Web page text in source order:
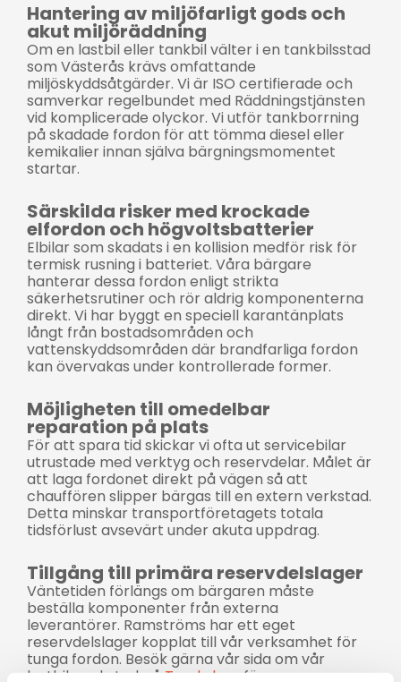
Hantering av miljöfarligt gods och
akut miljöräddning
Om en lastbil eller tankbil välter i en tankbilsstad
som Västerås krävs omfattande
miljöskyddsåtgärder. Vi är ISO certifierade och
samverkar regelbundet med Räddningstjänsten
vid komplicerade olyckor. Vi utför tankborrning
på skadade fordon för att tömma diesel eller
kemikalier innan själva bärgningsmomentet
startar.
Särskilda risker med krockade
elfordon och högvoltsbatterier
Elbilar som skadats i en kollision medför risk för
termisk rusning i batteriet. Våra bärgare
hanterar dessa fordon enligt strikta
säkerhetsrutiner och rör aldrig komponenterna
direkt. Vi har byggt en speciell karantänplats
långt från bostadsområden och
vattenskyddsområden där brandfarliga fordon
kan övervakas under kontrollerade former.
Möjligheten till omedelbar
reparation på plats
För att spara tid skickar vi ofta ut servicebilar
utrustade med verktyg och reservdelar. Målet är
att laga fordonet direkt på vägen så att
chauffören slipper bärgas till en extern verkstad.
Detta minskar transportföretagets totala
tidsförlust avsevärt under akuta uppdrag.
Tillgång till primära reservdelslager
Väntetiden förlängs om bärgaren måste
beställa komponenter från externa
leverantörer. Ramströms har ett eget
reservdelslager kopplat till vår verksamhet för
tunga fordon. Besök gärna vår sida om vår
lastbilsverkstad på Truckshop för mer